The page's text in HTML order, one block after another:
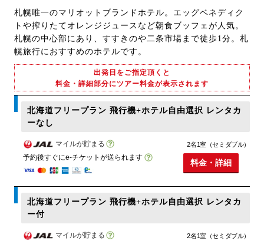
札幌唯一のマリオットブランドホテル。エッグベネディク
トや搾りたてオレンジジュースなど朝食ブッフェが人気。
札幌の中心部にあり、すすきのや二条市場まで徒歩1分。札
幌旅行におすすめのホテルです。
出発日をご指定頂くと
料金・詳細部分にツアー料金が表示されます
北海道フリープラン 飛行機+ホテル自由選択 レンタカ
ーなし
マイルが貯まる
予約後すぐにe-チケットが送られます
2名1室（セミダブル）
料金・詳細
北海道フリープラン 飛行機+ホテル自由選択 レンタカ
ー付
マイルが貯まる
2名1室（セミダブル）